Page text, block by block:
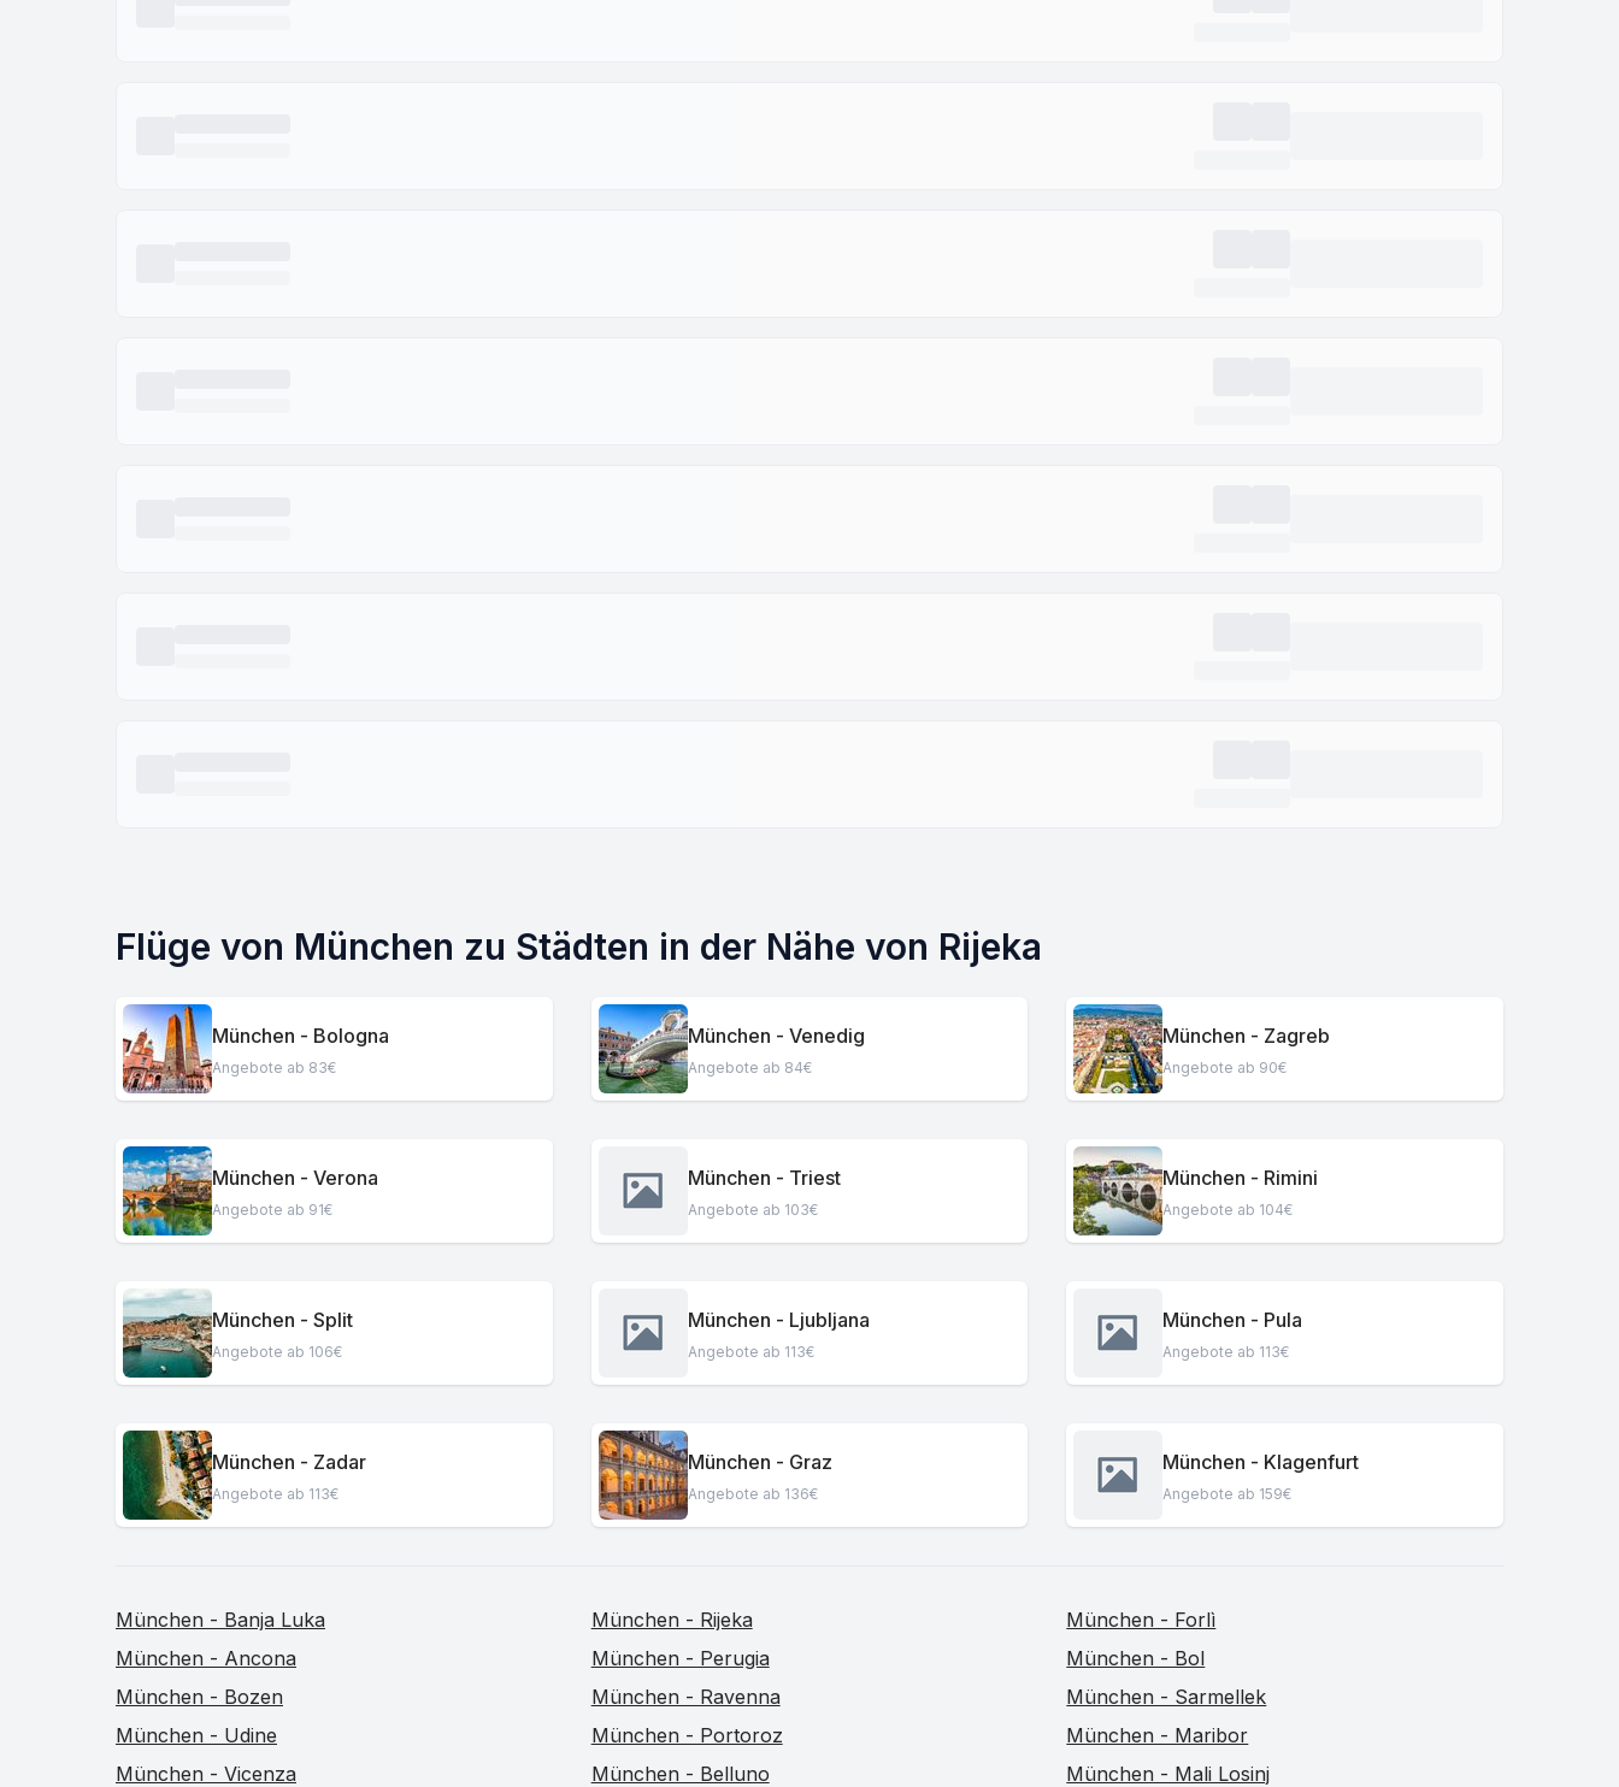
Flüge von München zu Städten in der Nähe von Rijeka
München - Bologna
Angebote ab 83€
München - Venedig
Angebote ab 84€
München - Zagreb
Angebote ab 90€
München - Verona
Angebote ab 91€
München - Triest
Angebote ab 103€
München - Rimini
Angebote ab 104€
München - Split
Angebote ab 106€
München - Ljubljana
Angebote ab 113€
München - Pula
Angebote ab 113€
München - Zadar
Angebote ab 113€
München - Graz
Angebote ab 136€
München - Klagenfurt
Angebote ab 159€
München - Banja Luka München - Rijeka
München - Forlì
München - Ancona
München - Perugia
München - Bol
München - Bozen
München - Ravenna
München - Sarmellek
München - Udine
München - Portoroz
München - Maribor
München - Vicenza
München - Belluno München - Mali Losinj